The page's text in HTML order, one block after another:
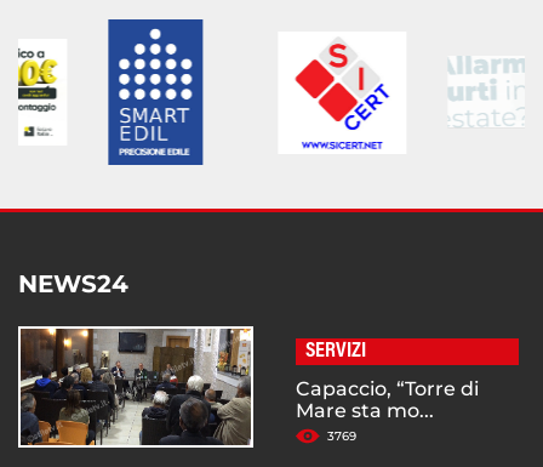
NEWS24
SERVIZI
Capaccio, “Torre di
Mare sta mo...
3769